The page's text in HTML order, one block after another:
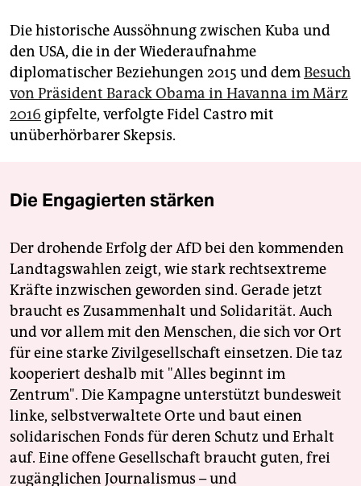
Die historische Aussöhnung zwischen Kuba und
den USA, die in der Wiederaufnahme
diplomatischer Beziehungen 2015 und demBesuch
von Präsident Barack Obama in Havanna im März
2016 gipfelte, verfolgte Fidel Castro mit
unüberhörbarer Skepsis.
Die Engagierten stärken
Der drohende Erfolg der AfD bei den kommenden
Landtagswahlen zeigt, wie stark rechtsextreme
Kräfte inzwischen geworden sind. Gerade jetzt
braucht es Zusammenhalt und Solidarität. Auch
und vor allem mit den Menschen, die sich vor Ort
für eine starke Zivilgesellschaft einsetzen. Die taz
kooperiert deshalb mit "Alles beginnt im
Zentrum". Die Kampagne unterstützt bundesweit
linke, selbstverwaltete Orte und baut einen
solidarischen Fonds für deren Schutz und Erhalt
auf. Eine offene Gesellschaft braucht guten, frei
zugänglichen Journalismus – und